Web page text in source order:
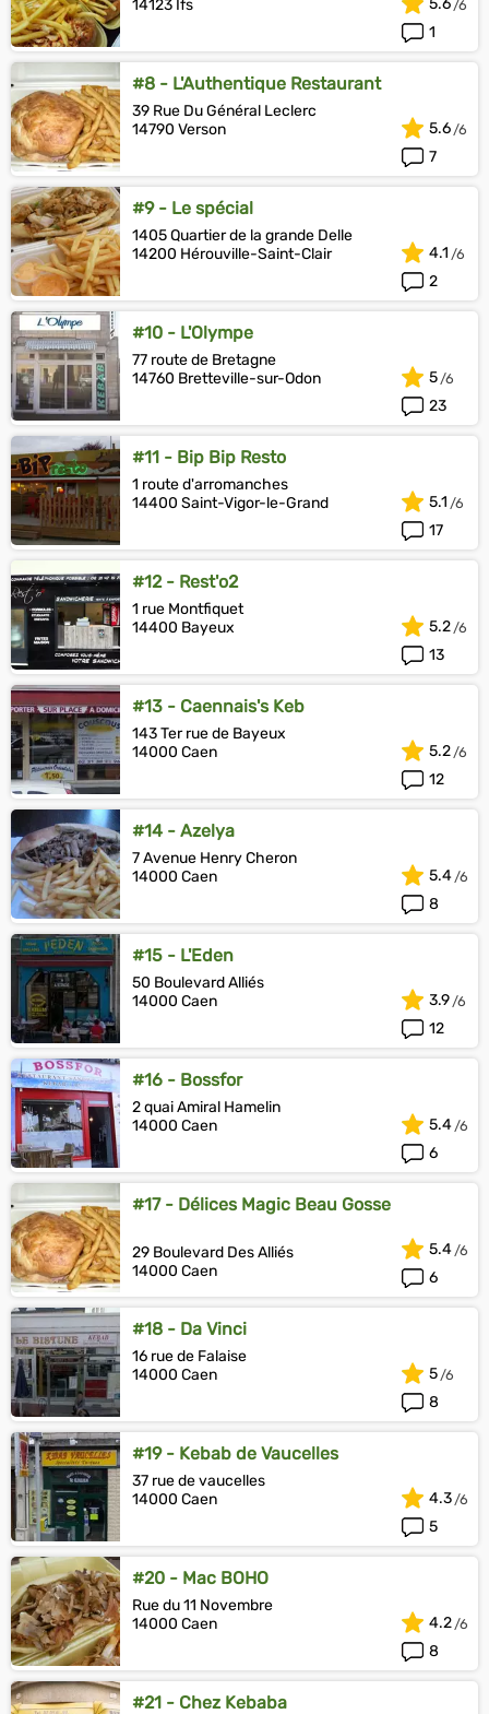
14123 Ifs
1
5.6
#8 - L'Authentique Restaurant
39 Rue Du Général Leclerc
14790 Verson
7
5.6
#9 - Le spécial
1405 Quartier de la grande Delle
14200 Hérouville-Saint-Clair
2
4.1
#10 - L'Olympe
77 route de Bretagne
14760 Bretteville-sur-Odon
23
5
#11 - Bip Bip Resto
1 route d'arromanches
14400 Saint-Vigor-le-Grand
17
5.1
#12 - Rest'o2
1 rue Montfiquet
14400 Bayeux
13
5.2
#13 - Caennais's Keb
143 Ter rue de Bayeux
14000 Caen
12
5.2
#14 - Azelya
7 Avenue Henry Cheron
14000 Caen
8
5.4
#15 - L'Eden
50 Boulevard Alliés
14000 Caen
12
3.9
#16 - Bossfor
2 quai Amiral Hamelin
14000 Caen
6
5.4
#17 - Délices Magic Beau Gosse
29 Boulevard Des Alliés
14000 Caen
6
5.4
#18 - Da Vinci
16 rue de Falaise
14000 Caen
8
5
#19 - Kebab de Vaucelles
37 rue de vaucelles
14000 Caen
5
4.3
#20 - Mac BOHO
Rue du 11 Novembre
14000 Caen
8
4.2
#21 - Chez Kebaba